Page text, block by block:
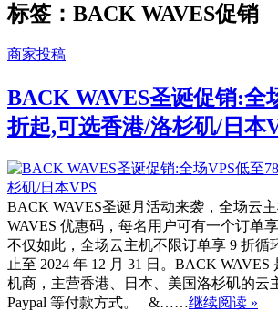
标签：BACK WAVES促销
商家投稿
BACK WAVES圣诞促销:全
折起,可选香港/洛杉矶/日本
BACK WAVES圣诞月活动来袭，全场云
WAVES 优惠码，每名用户可有一个订单
不仅如此，全场云主机不限订单享 9 折循
止至 2024 年 12 月 31 日。BACK
机商，主营香港、日本、美国洛杉矶的云
Paypal 等付款方式。 &……继续阅读 »